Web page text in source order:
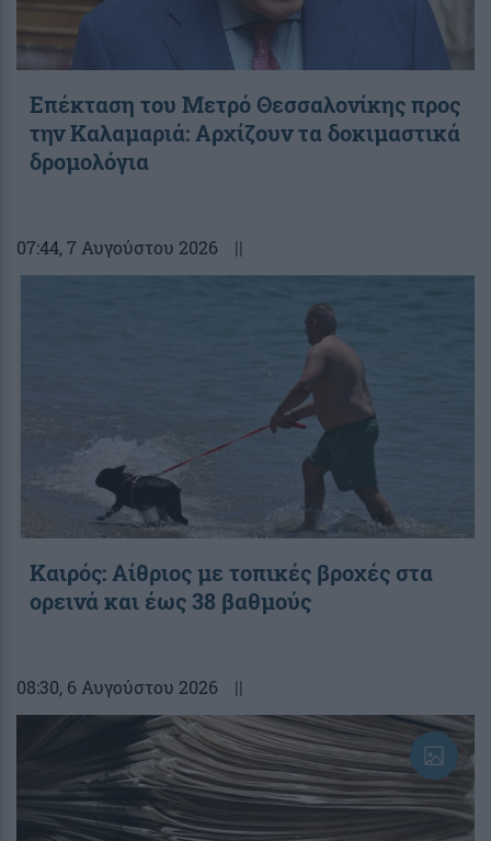
Επέκταση του Μετρό Θεσσαλονίκης προς
την Καλαμαριά: Αρχίζουν τα δοκιμαστικά
δρομολόγια
07:44, 7 Αυγούστου 2026 ||
Καιρός: Αίθριος με τοπικές βροχές στα
ορεινά και έως 38 βαθμούς
08:30, 6 Αυγούστου 2026 ||